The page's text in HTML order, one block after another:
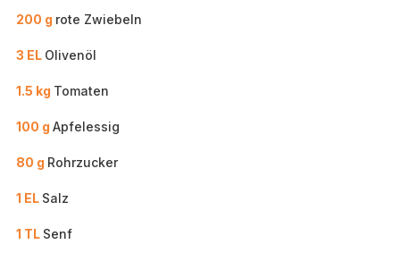
200 g rote Zwiebeln
3 EL Olivenöl
1.5 kg Tomaten
100 g Apfelessig
80 g Rohrzucker
1 EL Salz
1 TL Senf